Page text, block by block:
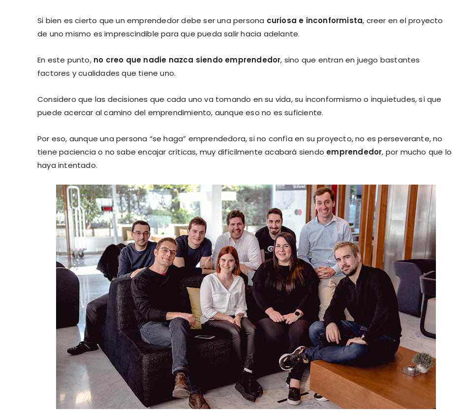
Si bien es cierto que un emprendedor debe ser una persona curiosa e inconformista, creer en el proyecto
de uno mismo es imprescindible para que pueda salir hacia adelante.
En este punto, no creo que nadie nazca siendo emprendedor, sino que entran en juego bastantes
factores y cualidades que tiene uno.
Considero que las decisiones que cada uno va tomando en su vida, su inconformismo o inquietudes, sí que
puede acercar al camino del emprendimiento, aunque eso no es suficiente.
Por eso, aunque una persona “se haga” emprendedora, si no confía en su proyecto, no es perseverante, no
tiene paciencia o no sabe encajar críticas, muy difícilmente acabará siendo emprendedor, por mucho que lo
haya intentado.